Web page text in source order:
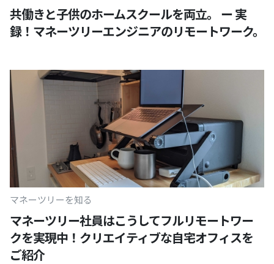
共働きと子供のホームスクールを両立。 ー 実
録！マネーツリーエンジニアのリモートワーク。
マネーツリーを知る
マネーツリー社員はこうしてフルリモートワー
クを実現中！クリエイティブな自宅オフィスを
ご紹介